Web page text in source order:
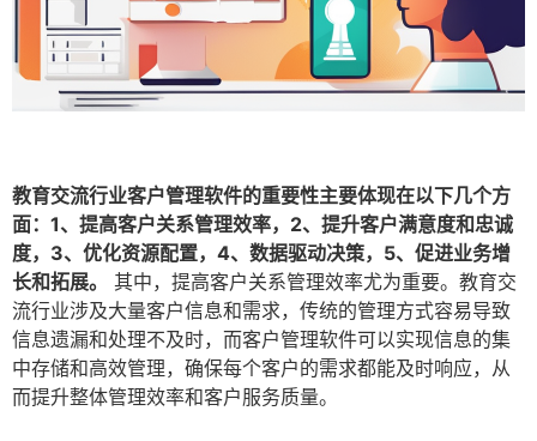
教育交流行业客户管理软件的重要性主要体现在以下几个方
面：1、提高客户关系管理效率，2、提升客户满意度和忠诚
度，3、优化资源配置，4、数据驱动决策，5、促进业务增
长和拓展。
其中，提高客户关系管理效率尤为重要。教育交
流行业涉及大量客户信息和需求，传统的管理方式容易导致
信息遗漏和处理不及时，而客户管理软件可以实现信息的集
中存储和高效管理，确保每个客户的需求都能及时响应，从
而提升整体管理效率和客户服务质量。